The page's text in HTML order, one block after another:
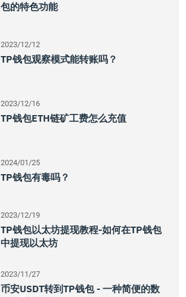
包的特色功能
2023/12/12
TP钱包观察模式能转账吗？
2023/12/16
TP钱包ETH链矿工费怎么充值
2024/01/25
TP钱包有毒吗？
2023/12/19
TP钱包以太坊提现教程-如何在TP钱包
中提现以太坊
2023/11/27
币安USDT转到TP钱包 - 一种简便的数